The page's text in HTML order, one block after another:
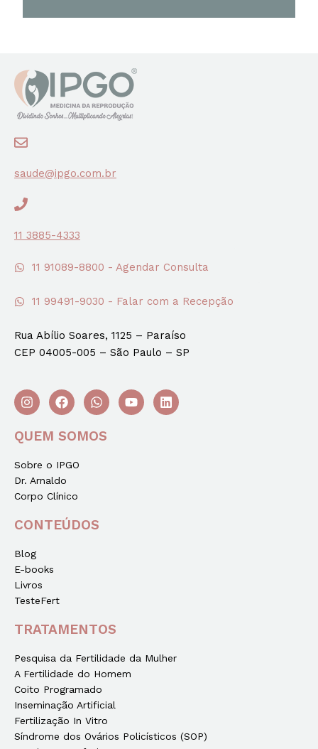
saude@ipgo.com.br
11 3885-4333
11 91089-8800 - Agendar Consulta
11 99491-9030 - Falar com a Recepção
Rua Abílio Soares, 1125 – Paraíso
CEP 04005-005 – São Paulo – SP
QUEM SOMOS
Sobre o IPGO
Dr. Arnaldo
Corpo Clínico
CONTEÚDOS
Blog
E-books
Livros
TesteFert
TRATAMENTOS
Pesquisa da Fertilidade da Mulher
A Fertilidade do Homem
Coito Programado
Inseminação Artificial
Fertilização In Vitro
Síndrome dos Ovários Policísticos (SOP)